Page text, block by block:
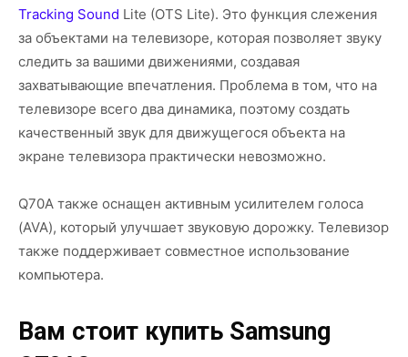
Tracking Sound Lite (OTS Lite). Это функция слежения
за объектами на телевизоре, которая позволяет звуку
следить за вашими движениями, создавая
захватывающие впечатления. Проблема в том, что на
телевизоре всего два динамика, поэтому создать
качественный звук для движущегося объекта на
экране телевизора практически невозможно.
Q70A также оснащен активным усилителем голоса
(AVA), который улучшает звуковую дорожку. Телевизор
также поддерживает совместное использование
компьютера.
Вам стоит купить Samsung